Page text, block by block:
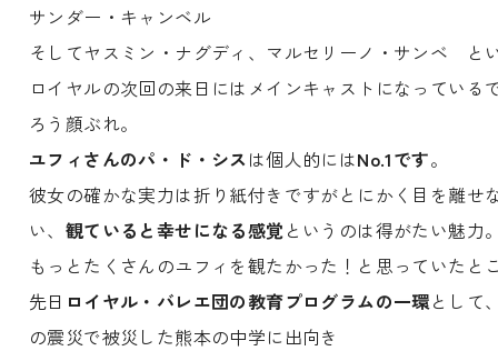
サンダー・キャンベル
そしてヤスミン・ナグディ、マルセリーノ・サンベ と
ロイヤルの次回の来日にはメインキャストになっている
ろう顔ぶれ。
ユフィさんのパ・ド・シスは個人的にはNo.1です。
彼女の確かな実力は折り紙付きですがとにかく目を離せ
い、 観ていると幸せになる感覚というのは得がたい魅力
もっとたくさんのユフィを観たかった！と思っていたと
先日 ロイヤル・バレエ団の教育プログラムの一環として
の震災で被災した熊本の中学に出向き